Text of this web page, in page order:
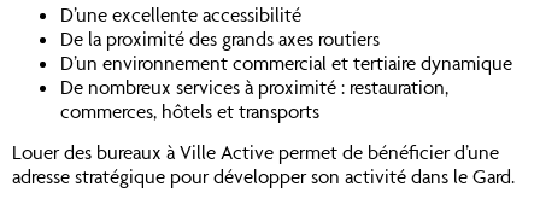
D’une excellente accessibilité
De la proximité des grands axes routiers
D’un environnement commercial et tertiaire dynamique
De nombreux services à proximité : restauration,
commerces, hôtels et transports
Louer des bureaux à Ville Active permet de bénéficier d’une
adresse stratégique pour développer son activité dans le Gard.